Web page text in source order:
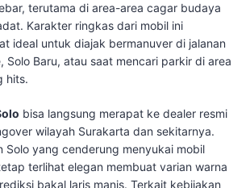
terutama di area-area cagar budaya
Karakter ringkas dari mobil ini
ideal untuk diajak bermanuver di jalanan
Solo Baru, atau saat mencari parkir di area
hits.
bisa langsung merapat ke dealer resmi
wilayah Surakarta dan sekitarnya.
Solo yang cenderung menyukai mobil
terlihat elegan membuat varian warna
bakal laris manis. Terkait kebijakan